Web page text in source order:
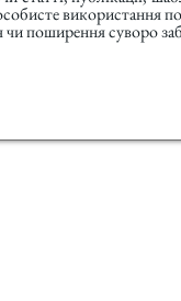
використання
поширення суворо